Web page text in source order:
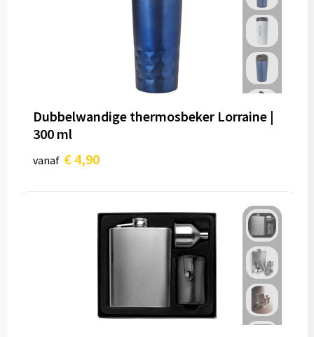
Dubbelwandige thermosbeker Lorraine |
300 ml
vanaf € 4,90